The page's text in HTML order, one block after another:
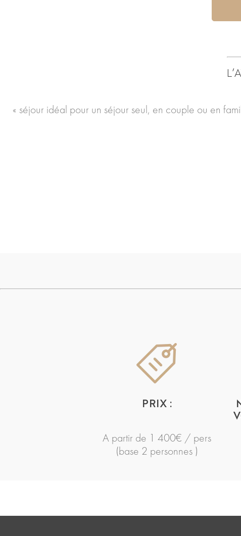
« séjour idéal pour un séjour seul, en couple ou en
PRIX :
A partir de 1 400€ / pers
(base 2 personnes )